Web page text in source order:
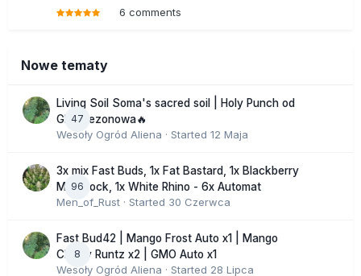
6 comments
Nowe tematy
47
Living Soil Soma's sacred soil | Holy Punch od
GHS sezonowa🔥
Wesoły Ogród Aliena · Started 12 Maja
96
3x mix Fast Buds, 1x Fat Bastard, 1x Blackberry
Moonrock, 1x White Rhino - 6x Automat
Men_of_Rust · Started 30 Czerwca
8
Fast Bud42 | Mango Frost Auto x1 | Mango
Cherry Runtz x2 | GMO Auto x1
Wesoły Ogród Aliena · Started 28 Lipca